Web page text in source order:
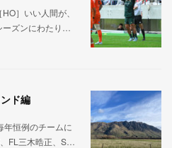
］いい人間が、
ズンにわたり…
ド編
恒例のチームに
FL三木晧正、S…